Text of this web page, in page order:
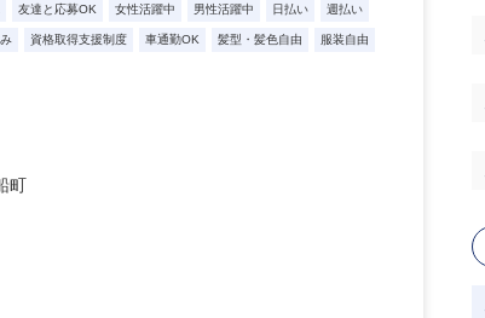
友達と応募OK 女性活躍中 男性活躍中 日払い 週払い
資格取得支援制度 車通勤OK 髪型・髪色自由 服装自由
町